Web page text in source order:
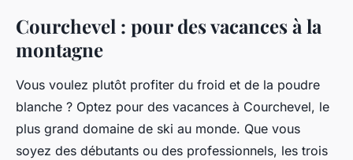
Courchevel : pour des vacances à la
montagne
Vous voulez plutôt profiter du froid et de la poudre
blanche ? Optez pour des vacances à Courchevel, le
plus grand domaine de ski au monde. Que vous
soyez des débutants ou des professionnels, les trois